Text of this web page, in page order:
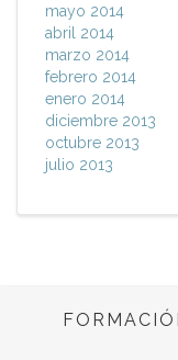
mayo 2014
abril 2014
marzo 2014
febrero 2014
enero 2014
diciembre 2013
octubre 2013
julio 2013